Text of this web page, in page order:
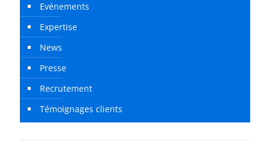
Evénements
Expertise
News
Presse
Recrutement
Témoignages clients